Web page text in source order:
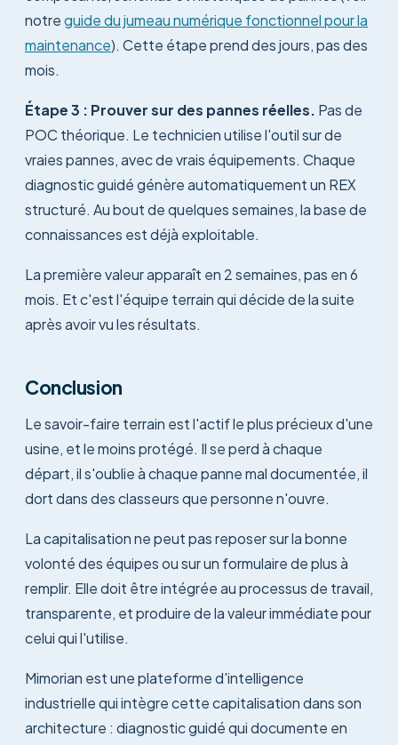
notreguide du jumeau numérique fonctionnel pour la
maintenance). Cette étape prend des jours, pas des
mois.
Étape 3 : Prouver sur des pannes réelles. Pas de
POC théorique. Le technicien utilise l'outil sur de
vraies pannes, avec de vrais équipements. Chaque
diagnostic guidé génère automatiquement un REX
structuré. Au bout de quelques semaines, la base de
connaissances est déjà exploitable.
La première valeur apparaît en 2 semaines, pas en 6
mois. Et c'est l'équipe terrain qui décide de la suite
après avoir vu les résultats.
Conclusion
Le savoir-faire terrain est l'actif le plus précieux d'une
usine, et le moins protégé. Il se perd à chaque
départ, il s'oublie à chaque panne mal documentée, il
dort dans des classeurs que personne n'ouvre.
La capitalisation ne peut pas reposer sur la bonne
volonté des équipes ou sur un formulaire de plus à
remplir. Elle doit être intégrée au processus de travail,
transparente, et produire de la valeur immédiate pour
celui qui l'utilise.
Mimorian est une plateforme d'intelligence
industrielle qui intègre cette capitalisation dans son
architecture : diagnostic guidé qui documente en